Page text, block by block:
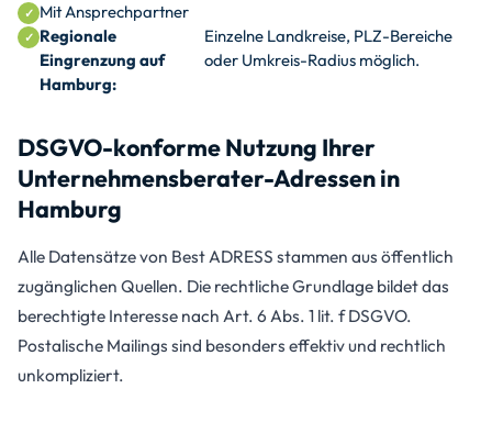
Mit Ansprechpartner
Regionale
Eingrenzung auf
Hamburg:
Einzelne Landkreise, PLZ-Bereiche
oder Umkreis-Radius möglich.
DSGVO-konforme Nutzung Ihrer
Unternehmensberater-Adressen in
Hamburg
Alle Datensätze von Best ADRESS stammen aus öffentlich
zugänglichen Quellen. Die rechtliche Grundlage bildet das
berechtigte Interesse nach Art. 6 Abs. 1 lit. f DSGVO.
Postalische Mailings sind besonders effektiv und rechtlich
unkompliziert.